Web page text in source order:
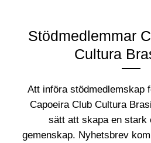
Stödmedlemmar
Cultura
Att införa stödmedlemskap
Capoeira Club Cultura
sätt att skapa en stark
gemenskap. Nyhetsbrev